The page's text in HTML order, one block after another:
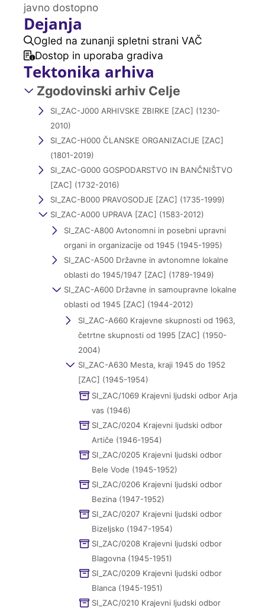
javno dostopno
Dejanja
Ogled na zunanji spletni strani VAČ
Dostop in uporaba gradiva
Tektonika arhiva
Zgodovinski arhiv Celje
SI_ZAC-J000 ARHIVSKE ZBIRKE [ZAC] (1230-
2010)
SI_ZAC-H000 ČLANSKE ORGANIZACIJE [ZAC]
(1801-2019)
SI_ZAC-G000 GOSPODARSTVO IN BANČNIŠTVO
[ZAC] (1732-2016)
SI_ZAC-B000 PRAVOSODJE [ZAC] (1735-1999)
SI_ZAC-A000 UPRAVA [ZAC] (1583-2012)
SI_ZAC-A800 Avtonomni in posebni upravni
organi in organizacije od 1945 (1945-1995)
SI_ZAC-A500 Državne in avtonomne lokalne
oblasti do 1945/1947 [ZAC] (1789-1949)
SI_ZAC-A600 Državne in samoupravne lokalne
oblasti od 1945 [ZAC] (1944-2012)
SI_ZAC-A660 Krajevne skupnosti od 1963,
četrtne skupnosti od 1995 [ZAC] (1950-
2004)
SI_ZAC-A630 Mesta, kraji 1945 do 1952
[ZAC] (1945-1954)
SI_ZAC/1069 Krajevni ljudski odbor Arja
vas (1946)
SI_ZAC/0204 Krajevni ljudski odbor
Artiče (1946-1954)
SI_ZAC/0205 Krajevni ljudski odbor
Bele Vode (1945-1952)
SI_ZAC/0206 Krajevni ljudski odbor
Bezina (1947-1952)
SI_ZAC/0207 Krajevni ljudski odbor
Bizeljsko (1947-1954)
SI_ZAC/0208 Krajevni ljudski odbor
Blagovna (1945-1951)
SI_ZAC/0209 Krajevni ljudski odbor
Blanca (1945-1951)
SI_ZAC/0210 Krajevni ljudski odbor